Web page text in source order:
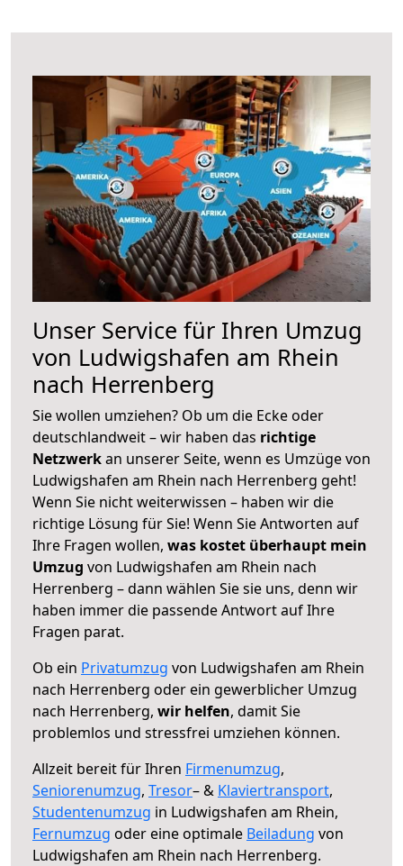
Unser Service für Ihren Umzug
von Ludwigshafen am Rhein
nach Herrenberg
Sie wollen umziehen? Ob um die Ecke oder
deutschlandweit – wir haben das richtige
Netzwerkan unserer Seite, wenn es Umzüge von
Ludwigshafen am Rhein nach Herrenberg geht!
Wenn Sie nicht weiterwissen – haben wir die
richtige Lösung für Sie! Wenn Sie Antworten auf
Ihre Fragen wollen, was kostet überhaupt mein
Umzug von Ludwigshafen am Rhein nach
Herrenberg – dann wählen Sie sie uns, denn wir
haben immer die passende Antwort auf Ihre
Fragen parat.
Ob ein Privatumzug von Ludwigshafen am Rhein
nach Herrenberg oder ein gewerblicher Umzug
nach Herrenberg, wir helfen, damit Sie
problemlos und stressfrei umziehen können.
Allzeit bereit für Ihren Firmenumzug,
Seniorenumzug, Tresor– & Klaviertransport,
Studentenumzug in Ludwigshafen am Rhein,
Fernumzug oder eine optimale Beiladung von
Ludwigshafen am Rhein nach Herrenberg.